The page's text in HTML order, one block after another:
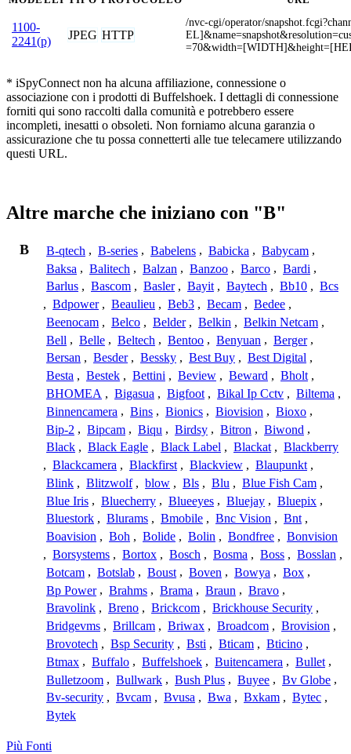
1100-
2241(p)
JPEG HTTP
/nvc-cgi/operator/
* iSpyConnect non ha alcuna affiliazione, connessione o
associazione con i prodotti di Buffelshoek. I dettagli di connessione
forniti qui sono raccolti dalla comunità e potrebbero essere
incompleti, inesatti o obsoleti. Non forniamo alcuna garanzia o
assicurazione che tu possa connetterti alle tue telecamere utilizzando
questi URL.
Altre marche che iniziano con "B"
B B-qtech , B-series , Babelens , Babicka , Babycam ,
Baksa , Balitech , Balzan , Banzoo , Barco , Bardi ,
Barlus , Bascom , Basler , Bayit , Baytech , Bb10 , Bcs
, Bdpower , Beaulieu , Beb3 , Becam , Bedee ,
Beenocam , Belco , Belder , Belkin , Belkin Netcam ,
Bell , Belle , Beltech , Bentoo , Benyuan , Berger ,
Bersan , Besder , Bessky , Best Buy , Best Digital ,
Besta , Bestek , Bettini , Beview , Beward , Bholt ,
BHOMEA , Bigasua , Bigfoot , Bikal Ip Cctv , Biltema ,
Binnencamera , Bins , Bionics , Biovision , Bioxo ,
Bip-2 , Bipcam , Biqu , Birdsy , Bitron , Biwond ,
Black , Black Eagle , Black Label , Blackat , Blackberry
, Blackcamera , Blackfirst , Blackview , Blaupunkt ,
Blink , Blitzwolf , blow , Bls , Blu , Blue Fish Cam ,
Blue Iris , Bluecherry , Blueeyes , Bluejay , Bluepix ,
Bluestork , Blurams , Bmobile , Bnc Vision , Bnt ,
Boavision , Boh , Bolide , Bolin , Bondfree , Bonvision
, Borsystems , Bortox , Bosch , Bosma , Boss , Bosslan ,
Botcam , Botslab , Boust , Boven , Bowya , Box ,
Bp Power , Brahms , Brama , Braun , Bravo ,
Bravolink , Breno , Brickcom , Brickhouse Security ,
Bridgevms , Brillcam , Briwax , Broadcom , Brovision ,
Brovotech , Bsp Security , Bsti , Bticam , Bticino ,
Btmax , Buffalo , Buffelshoek , Buitencamera , Bullet ,
Bulletzoom , Bullwark , Bush Plus , Buyee , Bv Globe ,
Bv-security , Bvcam , Bvusa , Bwa , Bxkam , Bytec ,
Bytek
Più Fonti